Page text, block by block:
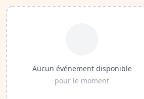
Aucun événement disponible
pour le moment